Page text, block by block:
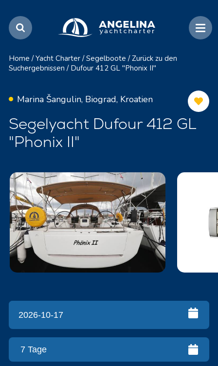
Home / Yacht Charter / Segelboote / Zurück zu den
Suchergebnissen / Dufour 412 GL "Phonix II"
Marina Šangulin, Biograd, Kroatien
Segelyacht Dufour 412 GL
"Phonix II"